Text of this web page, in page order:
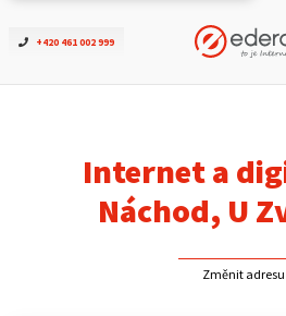
+420 461 002 999
Ověřit dostupnost
ČEZNET TV
Internet a
Náchod, U
Změnit adresu